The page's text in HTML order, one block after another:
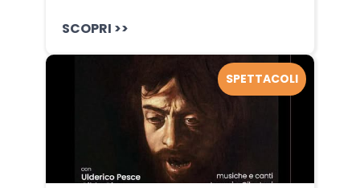
SCOPRI >>
SPETTACOLI